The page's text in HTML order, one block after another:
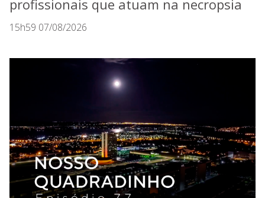
profissionais que atuam na necropsia
15h59 07/08/2026